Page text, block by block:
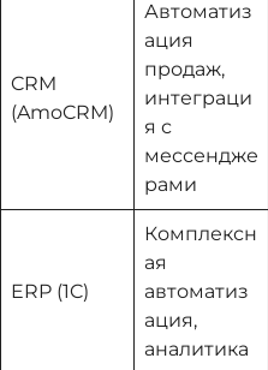
CRM
(AmoCRM)
Автоматиз
ация
продаж,
интеграци
я с
мессендже
рами
ERP (1C)
Комплексн
ая
автоматиз
ация,
аналитика